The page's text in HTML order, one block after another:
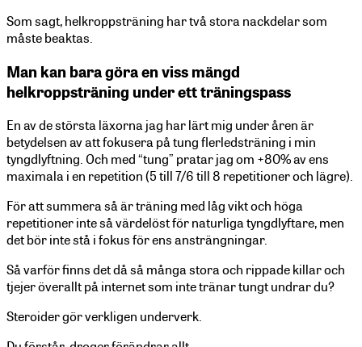
Som sagt, helkroppsträning har två stora nackdelar som
måste beaktas.
Man kan bara göra en viss mängd
helkroppsträning under ett träningspass
En av de största läxorna jag har lärt mig under åren är
betydelsen av att fokusera på tung flerledsträning i min
tyngdlyftning. Och med “tung” pratar jag om +80% av ens
maximala i en repetition (5 till 7/6 till 8 repetitioner och lägre).
För att summera så är träning med låg vikt och höga
repetitioner inte så värdelöst för naturliga tyngdlyftare, men
det bör inte stå i fokus för ens ansträngningar.
Så varför finns det då så många stora och rippade killar och
tjejer överallt på internet som inte tränar tungt undrar du?
Steroider gör verkligen underverk.